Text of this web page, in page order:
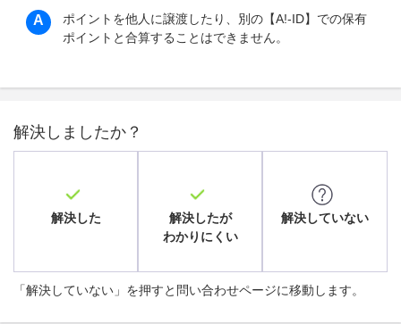
ポイントを他人に譲渡したり、別の【A!-ID】での保有
ポイントと合算することはできません。
解決しましたか？
解決した
解決したが
わかりにくい
解決していない
「解決していない」を押すと問い合わせページに移動します。